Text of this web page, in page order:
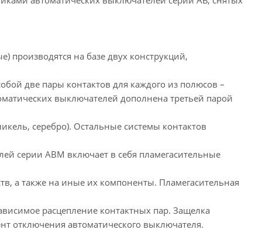
на базе двух конструкций,
две пары контактов для каждого из полюсов –
выключателей дополнена третьей парой
серебро). Остальные системы контактов
серии АВМ включает в себя пламегасительные
а также на иные их компоненты. Пламегасительная
расцепление контактных пар. Защелка
отключения автоматического выключателя.